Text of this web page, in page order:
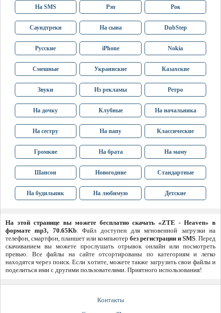
На SMS Рэп Рок
Саундтреки На сына DubStep
Русские iPhone Nokia
Смешные Украинские Казахские
Звуки Из рекламы Ретро
На дочку Клубные На начальника
На сестру На папу Классические
Громкие На брата На маму
Шансон Новогодние Стандартные
На будильник На любимую Детские
На этой странице вы можете бесплатно скачать «ZTE - Heaven» в
формате mp3, 70.65Kb. Файл доступен для мгновенной загрузки на
телефон, смартфон, планшет или компьютер без регистрации и SMS. Перед
скачиванием вы можете прослушать отрывок онлайн или посмотреть
превью. Все файлы на сайте отсортированы по категориям и легко
находятся через поиск. Если хотите, можете также загрузить свои файлы и
поделиться ими с другими пользователями. Приятного использования!
Контакты